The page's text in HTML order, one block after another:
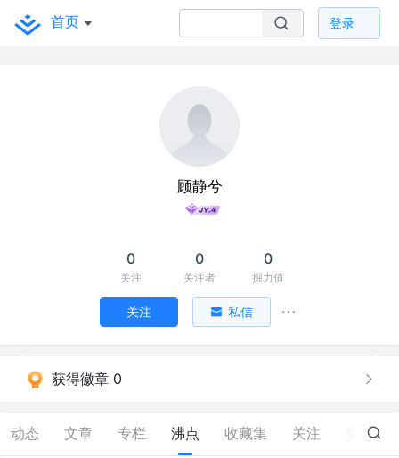
首页 登录
顾静兮
0
关注
0
关注者
0
掘力值
关注 私信
获得徽章 0
动态 文章 专栏 沸点 收藏集 关注 1